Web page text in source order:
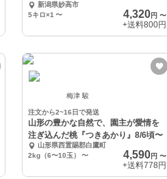
新潟県妙高市
5キロ×1 〜 4,320円〜
+送料800円
梅津 駿
注文から2~16日で発送
山形の豊かな自然で、園主が愛情を
注ぎ込んだ桃『つきあかり』8/6頃〜
山形県西置賜郡白鷹町
2kg（6〜10玉）
〜 4,590円〜
+送料778円